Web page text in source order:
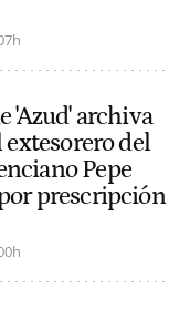
'Azud' archiva
extesorero del
Pepe
prescripción